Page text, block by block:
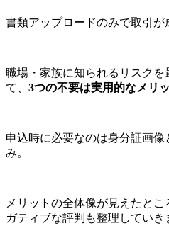
書類アップロードのみで取引が
職場・家族に知られるリスク
て、 3つの不要は実用的なメリ
申込時に必要なのは身分証画
み。
メリットの全体像が見えたと
ガティブな評判も整理していき